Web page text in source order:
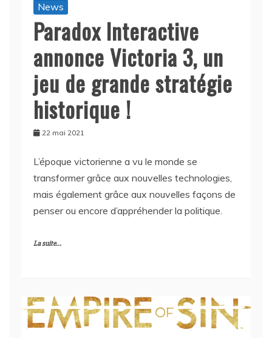
News
Paradox Interactive
annonce Victoria 3, un
jeu de grande stratégie
historique !
22 mai 2021
L’époque victorienne a vu le monde se
transformer grâce aux nouvelles technologies,
mais également grâce aux nouvelles façons de
penser ou encore d’appréhender la politique.
La suite...